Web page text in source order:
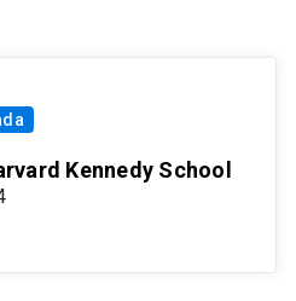
Kennedy School